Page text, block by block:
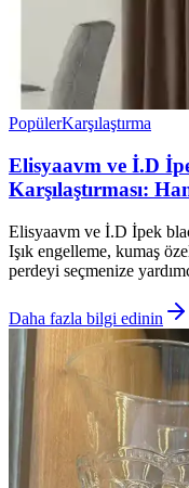
PopülerKarşılaştırma
Elisyaavm ve İ.D
Karşılaştırması:
Elisyaavm ve İ.D İpek
Işık engelleme, kumaş
perdeyi seçmenize
Daha fazla bilgi edinin